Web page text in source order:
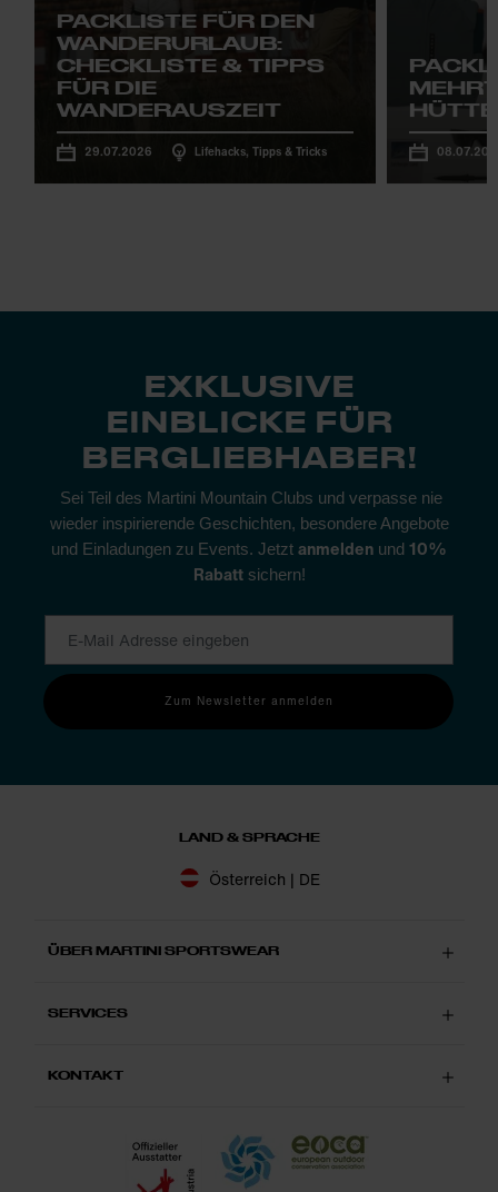
PACKLISTE FÜR DEN
WANDERURLAUB:
CHECKLISTE & TIPPS
FÜR DIE
WANDERAUSZEIT
29.07.2026 Lifehacks, Tipps & Tricks
EXKLUSIVE
EINBLICKE FÜR
BERGLIEBHABER!
Sei Teil des Martini Mountain Clubs und verpasse nie
wieder inspirierende Geschichten, besondere Angebote
und Einladungen zu Events. Jetzt anmelden und 10%
Rabatt sichern!
Zum Newsletter anmelden
LAND & SPRACHE
Österreich | DE
ÜBER MARTINI SPORTSWEAR
SERVICES
KONTAKT